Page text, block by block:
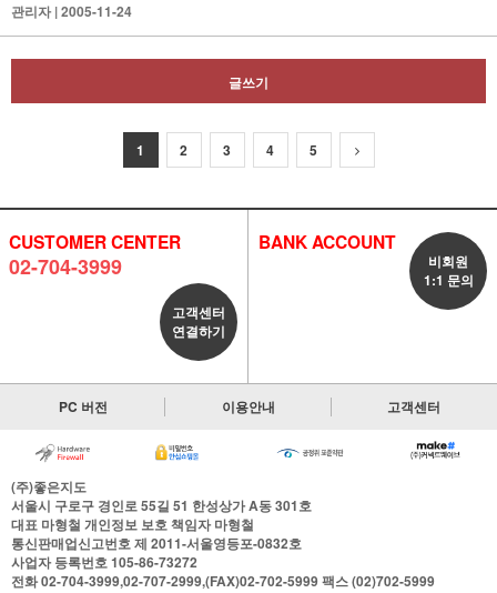
관리자| 2005-11-24
글쓰기
1 2 3 4 5
CUSTOMER CENTER
02-704-3999
고객센터
연결하기
BANK ACCOUNT
비회원
1:1 문의
PC 버전 이용안내 고객센터
(주)좋은지도
서울시 구로구 경인로 55길 51 한성상가 A동 301호
대표 마형철 개인정보 보호 책임자마형철
통신판매업신고번호제 2011-서울영등포-0832호
사업자 등록번호105-86-73272
전화02-704-3999,02-707-2999,(FAX)02-702-5999팩스(02)702-5999